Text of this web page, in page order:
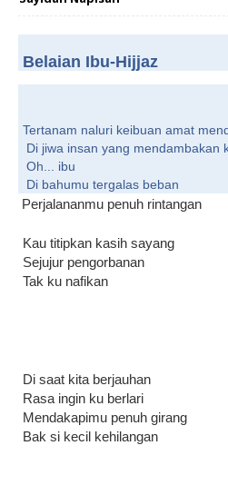
Belaian Ibu-Hijjaz
Tertanam naluri keibuan amat
Di jiwa insan yang mendambakan
Oh... ibu
Di bahumu tergalas beban
Perjalananmu penuh rintangan
Kau titipkan kasih sayang
Sejujur pengorbanan
Tak ku nafikan
Di saat kita berjauhan
Rasa ingin ku berlari
Mendakapimu penuh girang
Bak si kecil kehilangan